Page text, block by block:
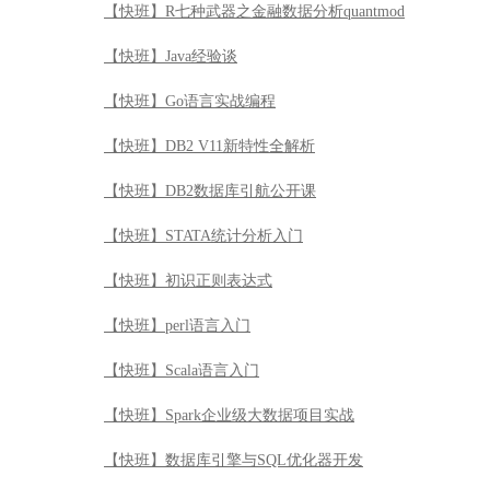
【快班】R七种武器之金融数据分析quantmod
【快班】Java经验谈
【快班】Go语言实战编程
【快班】DB2 V11新特性全解析
【快班】DB2数据库引航公开课
【快班】STATA统计分析入门
【快班】初识正则表达式
【快班】perl语言入门
【快班】Scala语言入门
【快班】Spark企业级大数据项目实战
【快班】数据库引擎与SQL优化器开发